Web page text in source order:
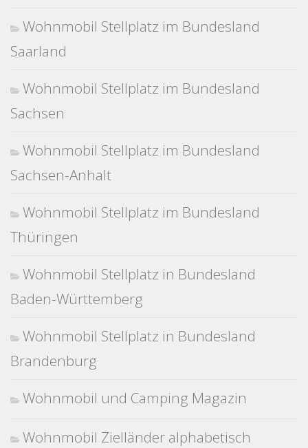
Wohnmobil Stellplatz im Bundesland
Saarland
Wohnmobil Stellplatz im Bundesland
Sachsen
Wohnmobil Stellplatz im Bundesland
Sachsen-Anhalt
Wohnmobil Stellplatz im Bundesland
Thüringen
Wohnmobil Stellplatz in Bundesland
Baden-Württemberg
Wohnmobil Stellplatz in Bundesland
Brandenburg
Wohnmobil und Camping Magazin
Wohnmobil Zielländer alphabetisch